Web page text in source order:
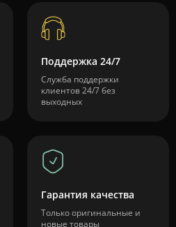
Поддержка 24/7
Служба поддержки
клиентов 24/7 без
выходных
Гарантия качества
Только оригинальные и
новые товары